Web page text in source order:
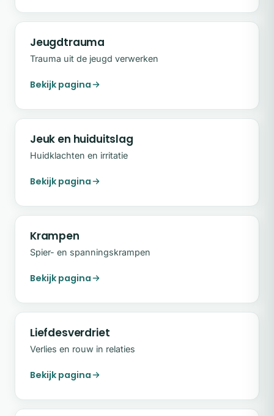
Jeugdtrauma
Trauma uit de jeugd verwerken
Bekijk pagina
Jeuk en huiduitslag
Huidklachten en irritatie
Bekijk pagina
Krampen
Spier- en spanningskrampen
Bekijk pagina
Liefdesverdriet
Verlies en rouw in relaties
Bekijk pagina